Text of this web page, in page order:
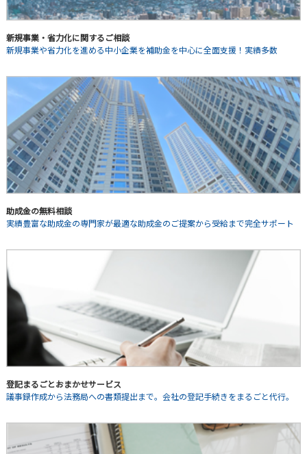
新規事業・省力化に関するご相談
新規事業や省力化を進める中小企業を補助金を中心に全面支援！実績多数
助成金の無料相談
実績豊富な助成金の専門家が最適な助成金のご提案から受給まで完全サポート
登記まるごとおまかせサービス
議事録作成から法務局への書類提出まで。会社の登記手続きをまるごと代行。